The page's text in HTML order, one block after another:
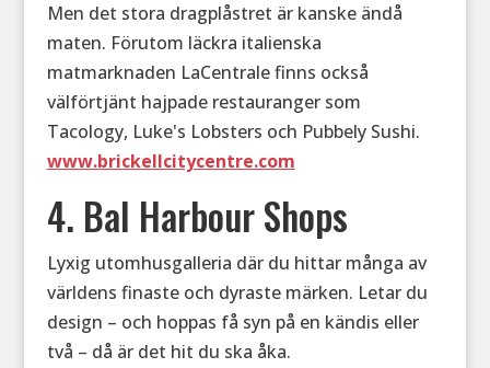
Men det stora dragplåstret är kanske ändå
maten. Förutom läckra italienska
matmarknaden LaCentrale finns också
välförtjänt hajpade restauranger som
Tacology, Luke's Lobsters och Pubbely Sushi.
www.brickellcitycentre.com
4. Bal Harbour Shops
Lyxig utomhusgalleria där du hittar många av
världens finaste och dyraste märken. Letar du
design – och hoppas få syn på en kändis eller
två – då är det hit du ska åka.